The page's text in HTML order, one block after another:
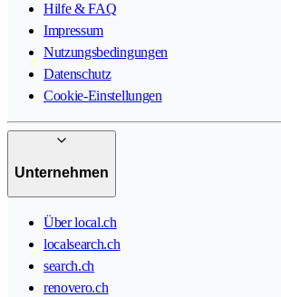
Hilfe & FAQ
Impressum
Nutzungsbedingungen
Datenschutz
Cookie-Einstellungen
Unternehmen
Über local.ch
localsearch.ch
search.ch
renovero.ch